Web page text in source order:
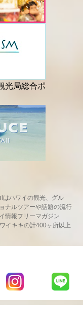
ハワイの観光、グル
ナルツアーや話題の流行
情報フリーマガジン
イキキの計400ヶ所以上
LaniLani
LaniLani